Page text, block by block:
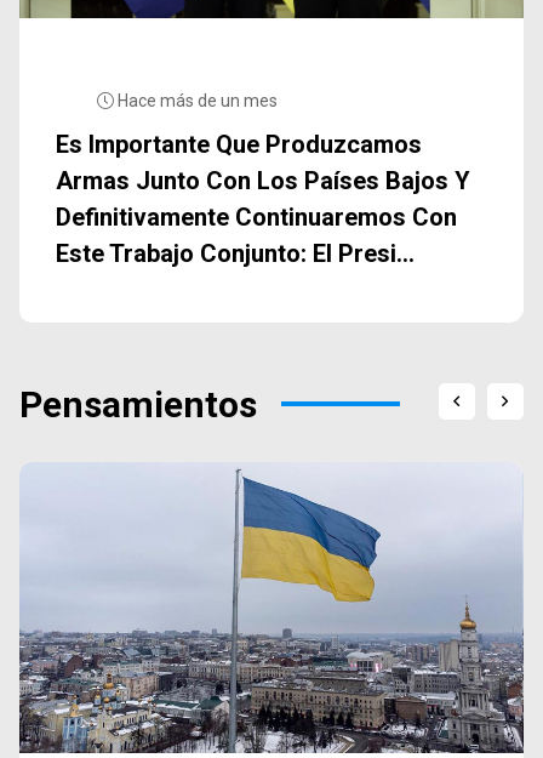
Hace más de un mes
Es Importante Que Produzcamos
Armas Junto Con Los Países Bajos Y
Definitivamente Continuaremos Con
Este Trabajo Conjunto: El Presi...
Pensamientos